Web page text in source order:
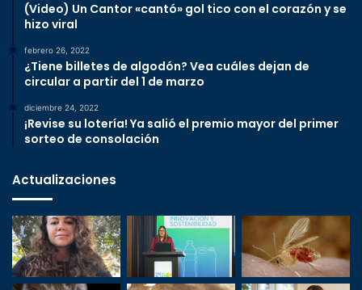
(Video) Un Cantor «cantó» gol tico con el corazón y se
hizo viral
febrero 26, 2022
¿Tiene billetes de algodón? Vea cuáles dejan de
circular a partir del 1 de marzo
diciembre 24, 2022
¡Revise su lotería! Ya salió el premio mayor del primer
sorteo de consolación
Actualizaciones